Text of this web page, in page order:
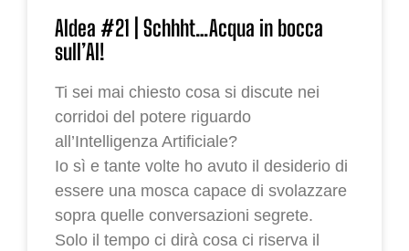
AIdea #21 | Schhht…Acqua in bocca
sull’AI!
Ti sei mai chiesto cosa si discute nei
corridoi del potere riguardo
all’Intelligenza Artificiale?
Io sì e tante volte ho avuto il desiderio di
essere una mosca capace di svolazzare
sopra quelle conversazioni segrete.
Solo il tempo ci dirà cosa ci riserva il